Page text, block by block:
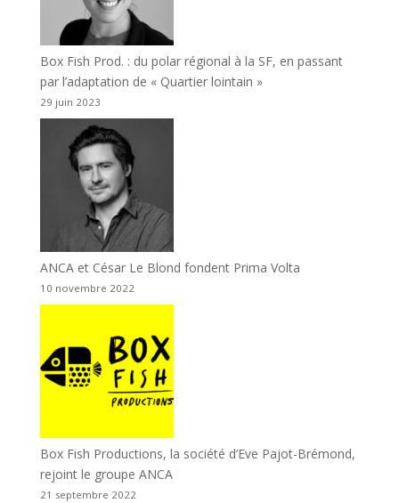
Box Fish Prod. : du polar régional à la SF, en passant
par l’adaptation de « Quartier lointain »
29 juin 2023
ANCA et César Le Blond fondent Prima Volta
10 novembre 2022
Box Fish Productions, la société d’Eve Pajot-Brémond,
rejoint le groupe ANCA
21 septembre 2022